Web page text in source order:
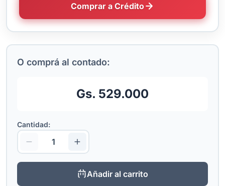
Comprar a Crédito
O comprá al contado:
Gs. 529.000
Cantidad:
Añadir al carrito